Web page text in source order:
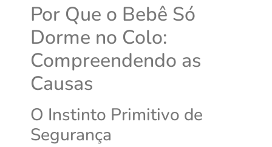
Por Que o Bebê Só
Dorme no Colo:
Compreendendo as
Causas
O Instinto Primitivo de
Segurança